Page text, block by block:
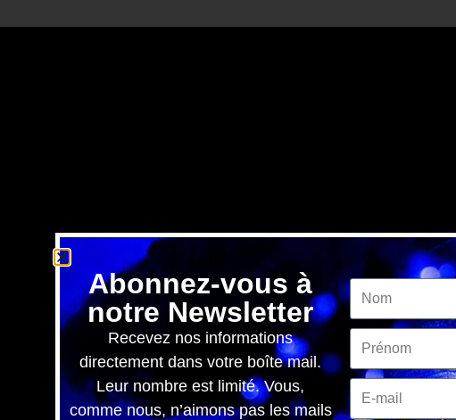
Abonnez-vous à
notre Newsletter
Recevez nos informations
directement dans votre boîte mail.
Leur nombre est limité. Vous,
comme nous, n’aimons pas les mails